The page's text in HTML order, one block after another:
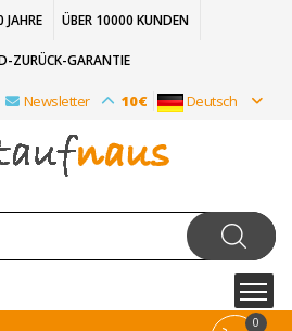
JAHRE ÜBER 10000 KUNDEN
ZURÜCK-GARANTIE
Newsletter 10€ Deutsch
0